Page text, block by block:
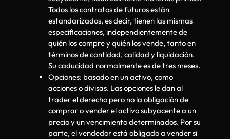
Todos los contratos de futuros están
estandarizados, es decir, tienen las mismas
especificaciones, independientemente de
quién los compre y quién los vende, tanto en
términos de cantidad, calidad y liquidación.
Su caducidad normalmente es de tres meses.
Opciones: basado en un activo, como
acciones o divisas. Las opciones le dan al
trader el derecho pero no la obligación de
comprar o vender el activo subyacente a un
precio y un vencimiento determinados. Por su
parte, el vendedor está obligado a vender si